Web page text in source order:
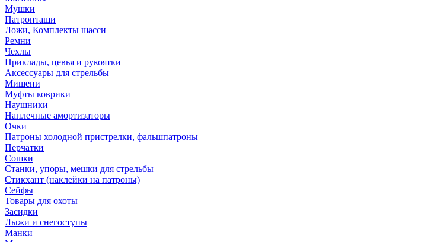
Мушки
Патронташи
Ложи, Комплекты шасси
Ремни
Чехлы
Приклады, цевья и рукоятки
Аксессуары для стрельбы
Мишени
Муфты коврики
Наушники
Наплечные амортизаторы
Очки
Патроны холодной пристрелки, фальшпатроны
Перчатки
Сошки
Станки, упоры, мешки для стрельбы
Стикхант (наклейки на патроны)
Сейфы
Товары для охоты
Засидки
Лыжи и снегоступы
Манки